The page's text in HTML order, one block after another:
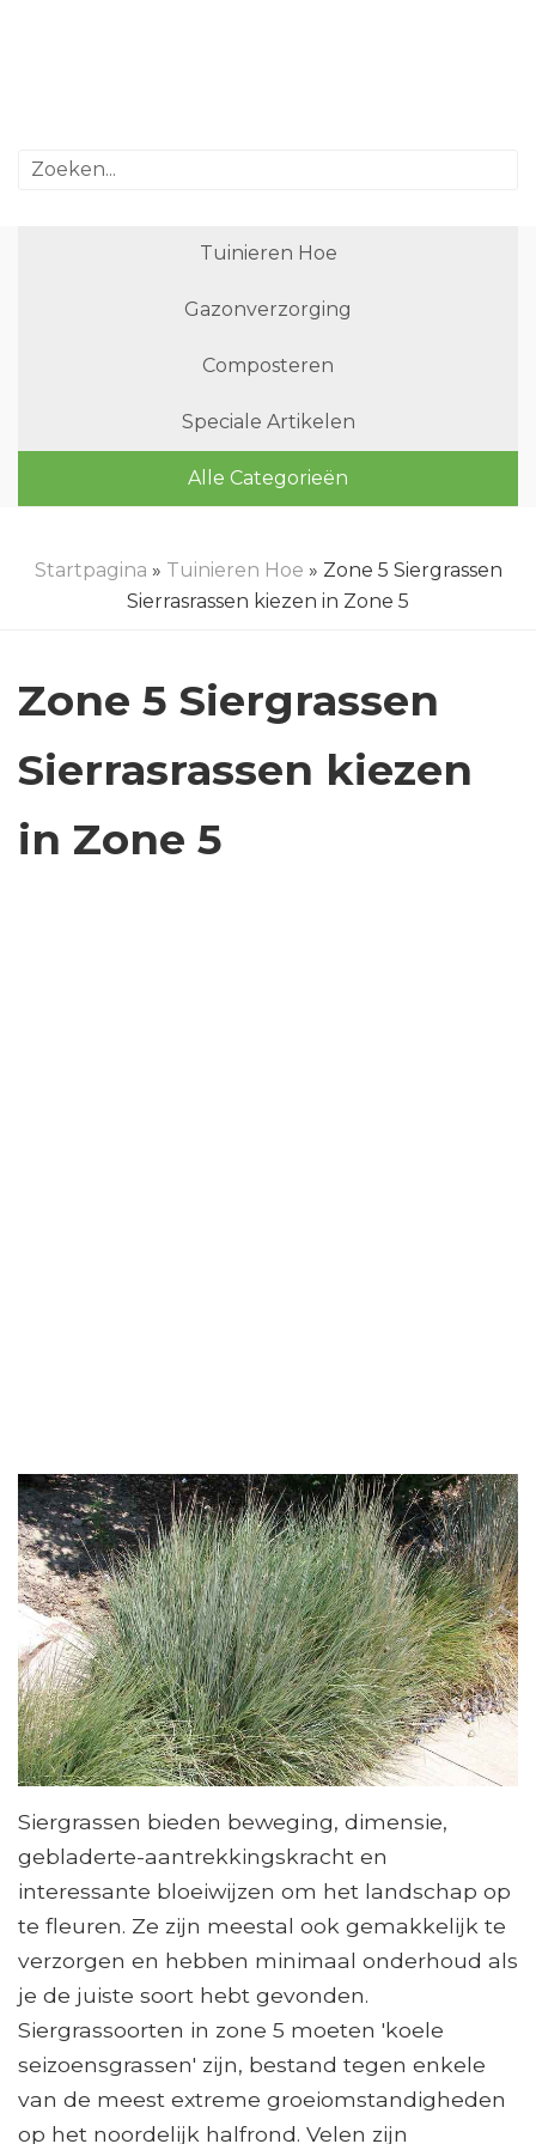
Tuinieren Hoe
Gazonverzorging
Composteren
Speciale Artikelen
Alle Categorieën
Startpagina » Tuinieren Hoe » Zone 5 Siergrassen
Sierrasrassen kiezen in Zone 5
Zone 5 Siergrassen
Sierrasrassen kiezen
in Zone 5
Siergrassen bieden beweging, dimensie,
gebladerte-aantrekkingskracht en
interessante bloeiwijzen om het landschap op
te fleuren. Ze zijn meestal ook gemakkelijk te
verzorgen en hebben minimaal onderhoud als
je de juiste soort hebt gevonden.
Siergrassoorten in zone 5 moeten 'koele
seizoensgrassen' zijn, bestand tegen enkele
van de meest extreme groeiomstandigheden
op het noordelijk halfrond. Velen zijn